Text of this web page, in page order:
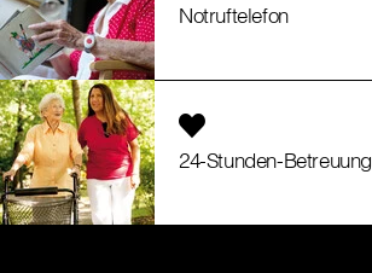
Notruftelefon
24-Stunden-Betreuung